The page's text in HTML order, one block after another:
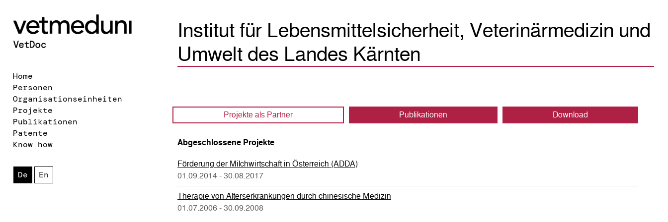
Home
Personen
Organisationseinheiten
Projekte
Publikationen
Patente
Know how
De En
Institut für Lebensmittelsicherheit, Veterinärmedizin und
Umwelt des Landes Kärnten
Projekte als Partner Publikationen Download
Abgeschlossene Projekte
Förderung der Milchwirtschaft in Österreich (ADDA)
01.09.2014 - 30.08.2017
Therapie von Alterserkrankungen durch chinesische Medizin
01.07.2006 - 30.09.2008